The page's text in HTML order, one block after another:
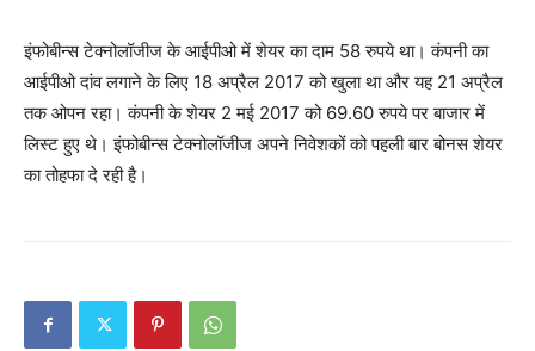
इंफोबीन्स टेक्नोलॉजीज के आईपीओ में शेयर का दाम 58 रुपये था। कंपनी का
आईपीओ दांव लगाने के लिए 18 अप्रैल 2017 को खुला था और यह 21 अप्रैल
तक ओपन रहा। कंपनी के शेयर 2 मई 2017 को 69.60 रुपये पर बाजार में
लिस्ट हुए थे। इंफोबीन्स टेक्नोलॉजीज अपने निवेशकों को पहली बार बोनस शेयर
का तोहफा दे रही है।